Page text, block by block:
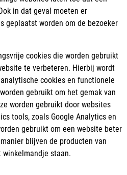
in dat geval moeten er
geplaatst worden om de bezoeker
cookies die worden gebruikt
te verbeteren. Hierbij wordt
cookies en functionele
gebruikt om het gemak van
worden gebruikt door websites
tools, zoals Google Analytics en
gebruikt om een website beter
blijven de producten van
staan.